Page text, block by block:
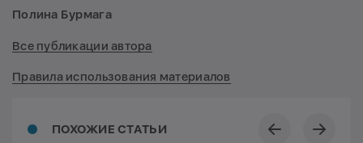
ПОХОЖИЕ СТАТЬИ
Полина Бурмага
Все публикации автора
Правила использования материалов